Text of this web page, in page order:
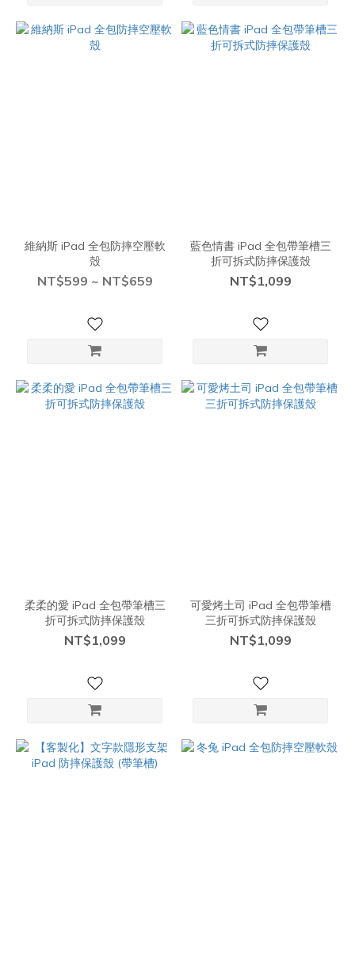
維納斯 iPad 全包防摔空壓軟
殼
NT$599 ~ NT$659
藍色情書 iPad 全包帶筆槽三
折可拆式防摔保護殼
NT$1,099
柔柔的愛 iPad 全包帶筆槽三
折可拆式防摔保護殼
NT$1,099
可愛烤土司 iPad 全包帶筆槽
三折可拆式防摔保護殼
NT$1,099